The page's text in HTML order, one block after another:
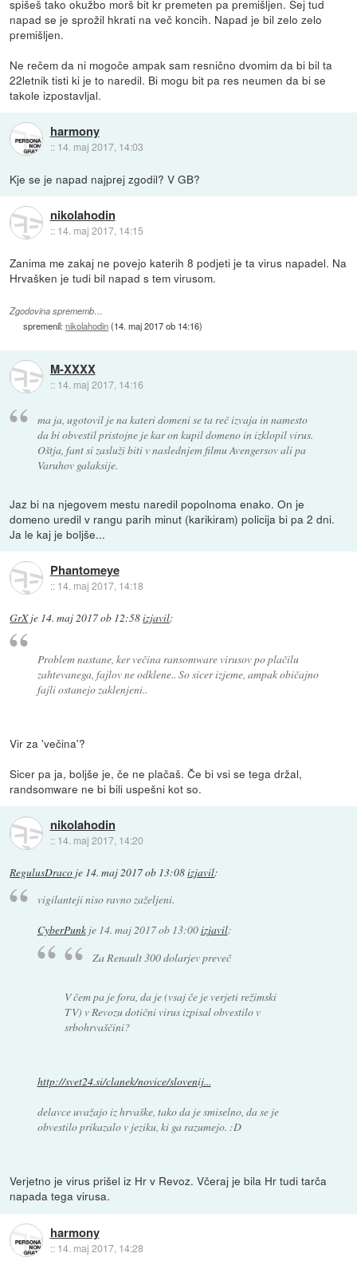
spišeš tako okužbo morš bit kr premeten pa premišljen. Sej tud
napad se je sprožil hkrati na več koncih. Napad je bil zelo zelo
premišljen.
Ne rečem da ni mogoče ampak sam resnično dvomim da bi bil ta
22letnik tisti ki je to naredil. Bi mogu bit pa res neumen da bi se
takole izpostavljal.
harmony
:: 14. maj 2017, 14:03
Kje se je napad najprej zgodil? V GB?
nikolahodin
:: 14. maj 2017, 14:15
Zanima me zakaj ne povejo katerih 8 podjeti je ta virus napadel. Na
Hrvašken je tudi bil napad s tem virusom.
Zgodovina sprememb…
spremenil:nikolahodin(14. maj 2017 ob 14:16)
M-XXXX
:: 14. maj 2017, 14:16
ma ja, ugotovil je na kateri domeni se ta reč izvaja in namesto
da bi obvestil pristojne je kar on kupil domeno in izklopil virus.
Oštja, fant si zasluži biti v naslednjem filmu Avengersov ali pa
Varuhov galaksije.
Jaz bi na njegovem mestu naredil popolnoma enako. On je
domeno uredil v rangu parih minut (karikiram) policija bi pa 2 dni.
Ja le kaj je boljše...
Phantomeye
:: 14. maj 2017, 14:18
GrXje 14. maj 2017 ob 12:58izjavil:
Problem nastane, ker večina ransomware virusov po plačilu
zahtevanega, fajlov ne odklene.. So sicer izjeme, ampak običajno
fajli ostanejo zaklenjeni..
Vir za 'večina'?
Sicer pa ja, boljše je, če ne plačaš. Če bi vsi se tega držal,
randsomware ne bi bili uspešni kot so.
nikolahodin
:: 14. maj 2017, 14:20
RegulusDraco je 14. maj 2017 ob 13:08izjavil:
vigilanteji niso ravno zaželjeni.
CyberPunkje 14. maj 2017 ob 13:00izjavil:
Za Renault 300 dolarjev preveč
V čem pa je fora, da je (vsaj če je verjeti režimski
TV) v Revozu dotični virus izpisal obvestilo v
srbohrvaščini?
http://svet24.si/clanek/novice/slovenij...
delavce uvažajo iz hrvaške, tako da je smiselno, da se je
obvestilo prikazalo v jeziku, ki ga razumejo. :D
Verjetno je virus prišel iz Hr v Revoz. Včeraj je bila Hr tudi tarča
napada tega virusa.
harmony
:: 14. maj 2017, 14:28